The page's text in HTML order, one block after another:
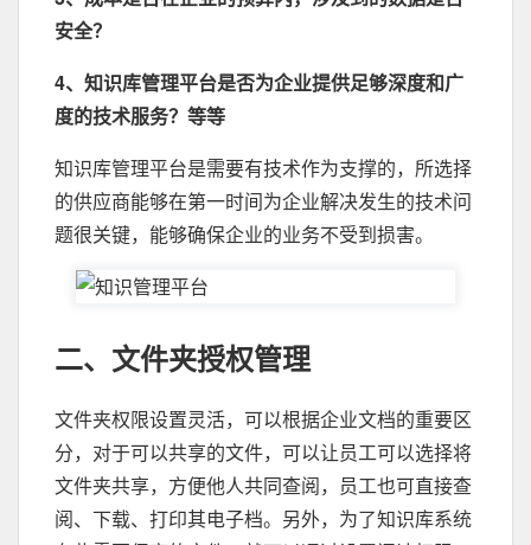
安全？
4、知识库管理平台是否为企业提供足够深度和广
度的技术服务？等等
知识库管理平台是需要有技术作为支撑的，所选择
的供应商能够在第一时间为企业解决发生的技术问
题很关键，能够确保企业的业务不受到损害。
二、文件夹授权管理
文件夹权限设置灵活，可以根据企业文档的重要区
分，对于可以共享的文件，可以让员工可以选择将
文件夹共享，方便他人共同查阅，员工也可直接查
阅、下载、打印其电子档。另外，为了知识库系统